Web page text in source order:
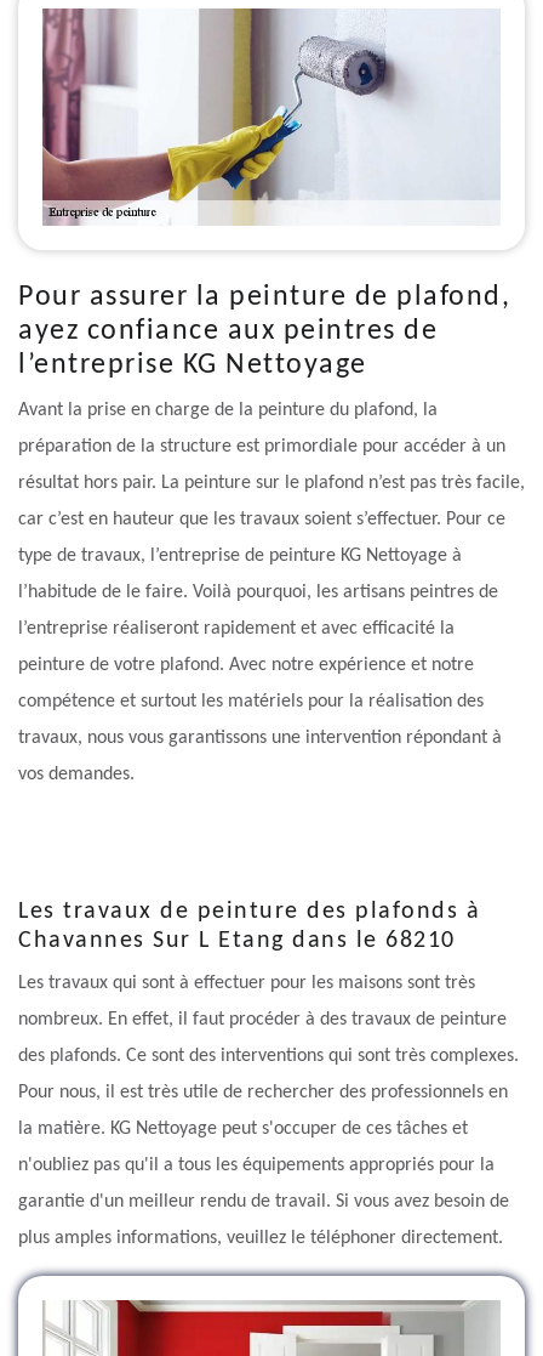
Pour assurer la peinture de plafond,
ayez confiance aux peintres de
l’entreprise KG Nettoyage
Avant la prise en charge de la peinture du plafond, la
préparation de la structure est primordiale pour accéder à un
résultat hors pair. La peinture sur le plafond n’est pas très facile,
car c’est en hauteur que les travaux soient s’effectuer. Pour ce
type de travaux, l’entreprise de peinture KG Nettoyage à
l’habitude de le faire. Voilà pourquoi, les artisans peintres de
l’entreprise réaliseront rapidement et avec efficacité la
peinture de votre plafond. Avec notre expérience et notre
compétence et surtout les matériels pour la réalisation des
travaux, nous vous garantissons une intervention répondant à
vos demandes.
Les travaux de peinture des plafonds à
Chavannes Sur L Etang dans le 68210
Les travaux qui sont à effectuer pour les maisons sont très
nombreux. En effet, il faut procéder à des travaux de peinture
des plafonds. Ce sont des interventions qui sont très complexes.
Pour nous, il est très utile de rechercher des professionnels en
la matière. KG Nettoyage peut s'occuper de ces tâches et
n'oubliez pas qu'il a tous les équipements appropriés pour la
garantie d'un meilleur rendu de travail. Si vous avez besoin de
plus amples informations, veuillez le téléphoner directement.